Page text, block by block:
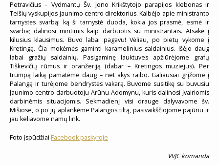
Petravičius – Vydmantų Šv. Jono Krikštytojo parapijos klebonas ir
Telšių vyskupijos jaunimo centro direktorius. Kalbėjo apie ministranto
tarnystės svarbą: ką ši tarnystė duoda, kokia jos prasmė, esmė ir
svarba; dalinosi mintimis kaip darbuotis su ministrantais. Atsakė į
kilusius klausimus. Buvo labai pagavu! Vėliau, po pietų vykome į
Kretingą. Čia mokėmės gaminti karamelinius saldainius. Išėjo daug
labai gražių saldainių. Pasigaminę lauktuves apžiūrėjome grafų
Tiškevičių rūmus ir oranžeriją (dabar – Kretingos muziejus). Per
trumpą laiką pamatėme daug – net akys raibo. Galiausiai grįžome į
Palangą ir turėjome bendrystės vakarą. Buvome susitikę su buvusiu
Jaunimo centro darbuotoju Arūnu Adomynu, kuris dalinosi įvairiomis
darbinėmis situacijomis. Sekmadienį visi drauge dalyvavome šv.
Mišiose, o po jų aplankėme Palangos tiltą, pasivaikščiojome pajūriu ir
jau keliavome namų link.
Foto įspūdžiai Facebook paskyroje
VVJC komanda